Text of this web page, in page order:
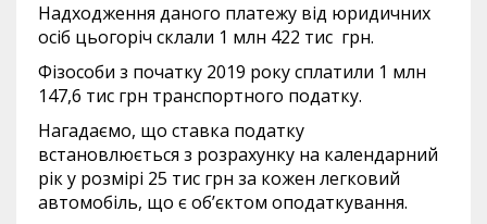
Надходження даного платежу від юридичних
осіб цьогоріч склали 1 млн 422 тис грн.
Фізособи з початку 2019 року сплатили 1 млн
147,6 тис грн транспортного податку.
Нагадаємо, що ставка податку
встановлюється з розрахунку на календарний
рік у розмірі 25 тис грн за кожен легковий
автомобіль, що є об’єктом оподаткування.